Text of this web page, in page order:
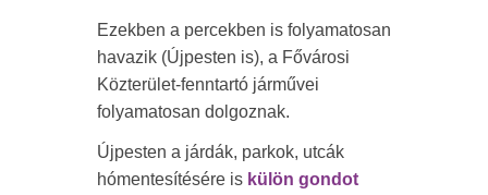
Ezekben a percekben is folyamatosan
havazik (Újpesten is), a Fővárosi
Közterület-fenntartó járművei
folyamatosan dolgoznak.
Újpesten a járdák, parkok, utcák
hómentesítésére is külön gondot